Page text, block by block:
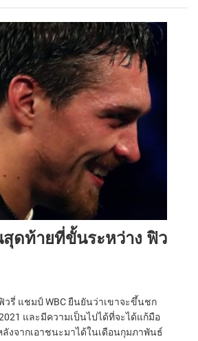
ดท้ายที่ขั้นระหว่าง ฟิว
รี่ แชมป์ WBC ยืนยันว่าเขาจะขึ้นชก
และมีความเป็นไปได้ที่จะได้แก้มือ
ลังจากเอาชนะมาได้ในเดือนกุมภาพันธ์